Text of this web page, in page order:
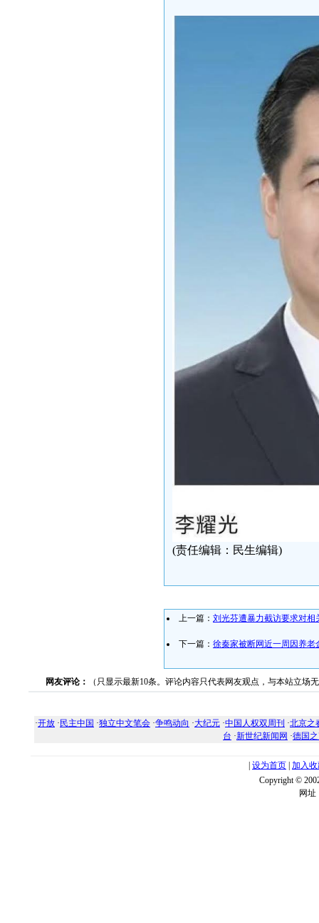
(责任编辑：民生编辑)
上一篇： 刘光芬遭暴力截访要求对相
下一篇： 徐秦家被断网近一周因养老
网友评论： （只显示最新10条。评论内容只代表网友观点，与本站立场
·开放 · 民主中国 ·独立中文笔会 ·争鸣动向 ·大纪元 ·中国人权双周刊 ·北京之
台 ·新世纪新闻网 ·德国
设为首页 加入
Copyright ©
网址